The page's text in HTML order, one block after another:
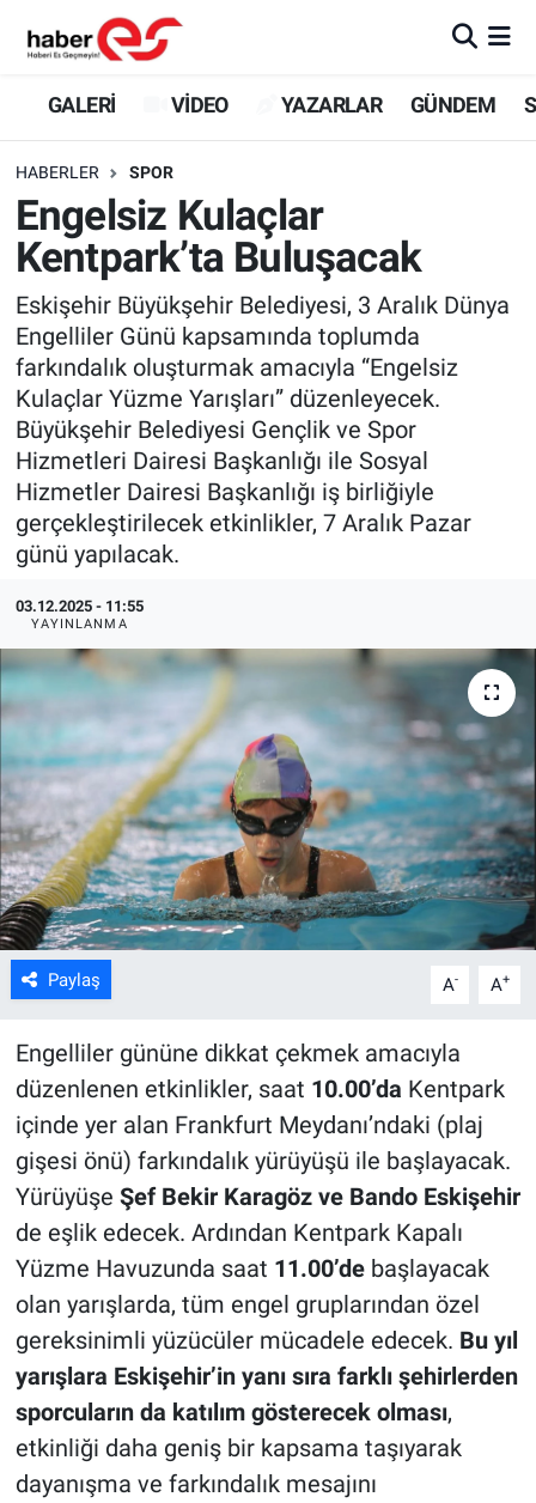
GALERİ VİDEO YAZARLAR GÜNDEM
HABERLER SPOR
Engelsiz Kulaçlar
Kentpark’ta Buluşacak
Eskişehir Büyükşehir Belediyesi, 3 Aralık Dünya
Engelliler Günü kapsamında toplumda
farkındalık oluşturmak amacıyla “Engelsiz
Kulaçlar Yüzme Yarışları” düzenleyecek.
Büyükşehir Belediyesi Gençlik ve Spor
Hizmetleri Dairesi Başkanlığı ile Sosyal
Hizmetler Dairesi Başkanlığı iş birliğiyle
gerçekleştirilecek etkinlikler, 7 Aralık Pazar
günü yapılacak.
03.12.2025 - 11:55
YAYINLANMA
Paylaş A- A+
Engelliler gününe dikkat çekmek amacıyla
düzenlenen etkinlikler, saat 10.00’da Kentpark
içinde yer alan Frankfurt Meydanı’ndaki (plaj
gişesi önü) farkındalık yürüyüşü ile başlayacak.
Yürüyüşe Şef Bekir Karagöz ve Bando Eskişehir
de eşlik edecek. Ardından Kentpark Kapalı
Yüzme Havuzunda saat 11.00’debaşlayacak
olan yarışlarda, tüm engel gruplarından özel
gereksinimli yüzücüler mücadele edecek. Bu yıl
yarışlara Eskişehir’in yanı sıra farklı şehirlerden
sporcuların da katılım gösterecek olması,
etkinliği daha geniş bir kapsama taşıyarak
dayanışma ve farkındalık mesajını
GALERİ
YAZARLAR
GÜNDEM
SİYASET
TEKNOLOJİ
EKONOMİ
SPOR
Eskişehir Nöbetçi Eczaneler
Eskişehir Trafik Yoğunluk Haritası
Süper Lig Puan Durumu ve Fikstür
Tüm Manşetler
Son Dakika Haberleri
Haber Arşivi